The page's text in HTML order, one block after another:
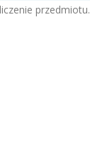
przedmiotu.